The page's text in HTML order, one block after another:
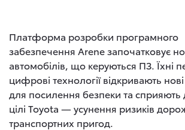
Платформа розробки програмного
забезпечення Arene започатковує
автомобілів, що керуються ПЗ. Їхні
цифрові технології відкривають
для посилення безпеки та
цілі Toyota — усунення ризиків
транспортних пригод.